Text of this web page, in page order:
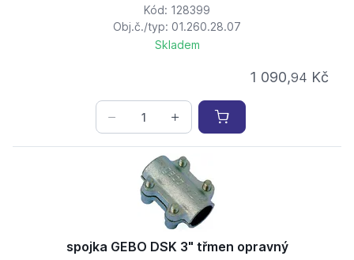
Kód: 128399
Obj.č./typ: 01.260.28.07
Skladem
1 090,94 Kč
spojka GEBO DSK 3" třmen opravný